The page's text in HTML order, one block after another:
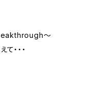
～
・・・